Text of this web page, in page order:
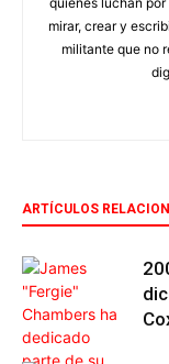
mirar, crear y
militante que no
ARTÍCULOS